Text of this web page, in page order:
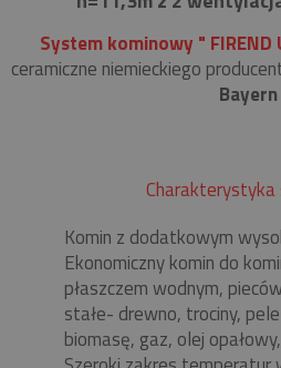
System kominowy " FIREND
ceramiczne niemieckiego
Bayern
Charakterystyka
Komin z dodatkowym
Ekonomiczny komin do
płaszczem wodnym,
stałe- drewno, trociny,
biomasę, gaz, olej